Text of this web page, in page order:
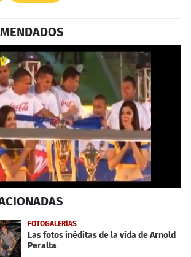
FOTOGALERÍAS
Las fotos inéditas de la vida de Arnold
Peralta